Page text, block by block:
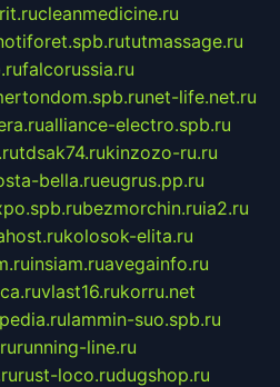
cleanmedicine.ru
tutmassage.ru
falcorussia.ru
net-life.net.ru
alliance-electro.spb.ru
tdsak74.rukinzozo-ru.ru
bella.rueugrus.pp.ru
bezmorchin.ruia2.ru
kolosok-elita.ru
insiam.ruavegainfo.ru
vlast16.rukorru.net
lammin-suo.spb.ru
running-line.ru
rust-loco.rudugshop.ru